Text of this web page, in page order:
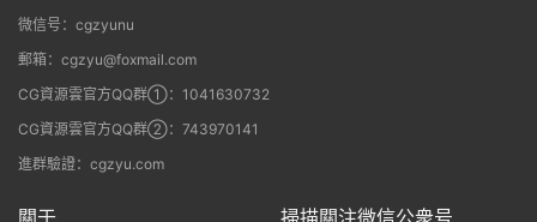
微信号：cgzyunu
郵箱：cgzyu@foxmail.com
CG資源雲官方QQ群①：1041630732
CG資源雲官方QQ群②：743970141
進群驗證：cgzyu.com
關于 掃描關注微信公衆号